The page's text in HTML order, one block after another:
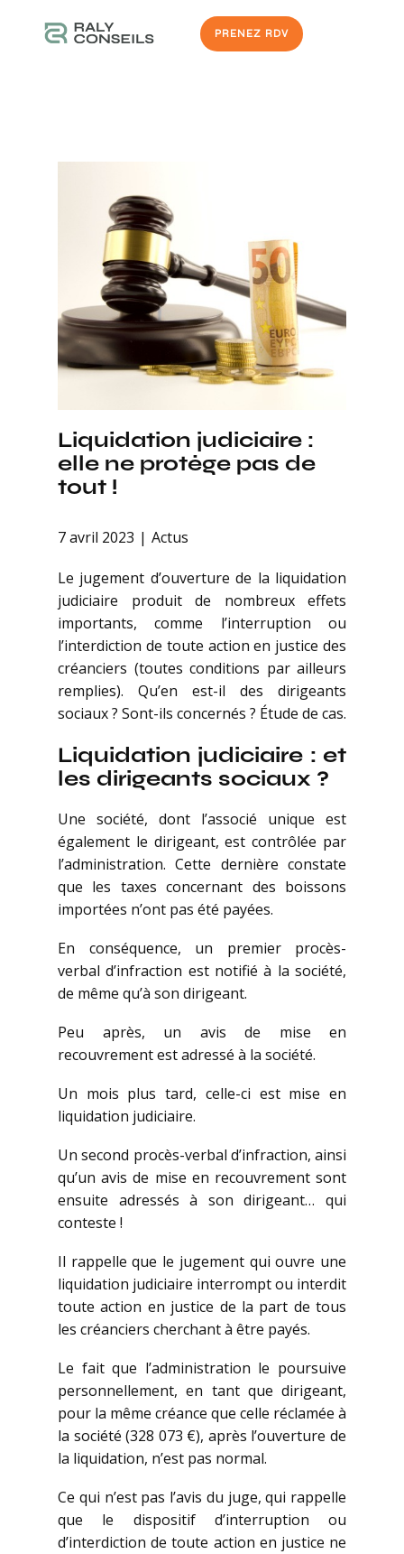
PRENEZ RDV
Liquidation judiciaire :
elle ne protège pas de
tout !
7 avril 2023 Actus
Le jugement d’ouverture de la liquidation
judiciaire produit de nombreux effets
importants, comme l’interruption ou
l’interdiction de toute action en justice des
créanciers (toutes conditions par ailleurs
remplies). Qu’en est-il des dirigeants
sociaux ? Sont-ils concernés ? Étude de cas.
Liquidation judiciaire : et
les dirigeants sociaux ?
Une société, dont l’associé unique est
également le dirigeant, est contrôlée par
l’administration. Cette dernière constate
que les taxes concernant des boissons
importées n’ont pas été payées.
En conséquence, un premier procès-
verbal d’infraction est notifié à la société,
de même qu’à son dirigeant.
Peu après, un avis de mise en
recouvrement est adressé à la société.
Un mois plus tard, celle-ci est mise en
liquidation judiciaire.
Un second procès-verbal d’infraction, ainsi
qu’un avis de mise en recouvrement sont
ensuite adressés à son dirigeant… qui
conteste !
Il rappelle que le jugement qui ouvre une
liquidation judiciaire interrompt ou interdit
toute action en justice de la part de tous
les créanciers cherchant à être payés.
Le fait que l’administration le poursuive
personnellement, en tant que dirigeant,
pour la même créance que celle réclamée à
la société (328 073 €), après l’ouverture de
la liquidation, n’est pas normal.
Ce qui n’est pas l’avis du juge, qui rappelle
que le dispositif d’interruption ou
d’interdiction de toute action en justice ne